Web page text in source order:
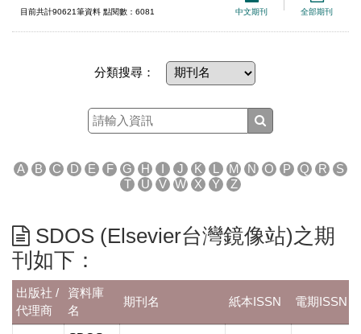
中文期刊 全部期刊
目前共計90621筆資料 點閱數：6081
分類搜尋：
A B C D E F G H I J K L M N O P Q R
S
T
U V W X Y Z
SDOS (Elsevier台灣鏡像站)之期
刊如下：
出版社 /
代理商
資料庫
名
期刊名 紙本ISSN 電期ISSN